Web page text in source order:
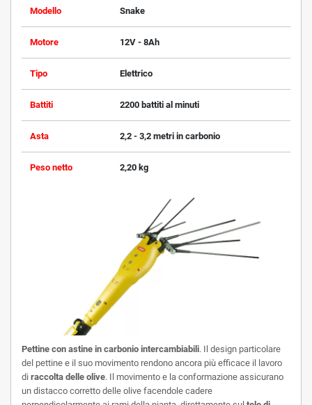
Modello Snake
Motore 12V - 8Ah
Tipo Elettrico
Battiti 2200 battiti al minuti
Asta 2,2 - 3,2 metri in carbonio
Peso netto 2,20 kg
Pettine con astine in carbonio intercambiabili. Il design particolare
del pettine e il suo movimento rendono ancora più efficace il lavoro
di raccolta delle olive. Il movimento e la conformazione assicurano
un distacco corretto delle olive facendole cadere